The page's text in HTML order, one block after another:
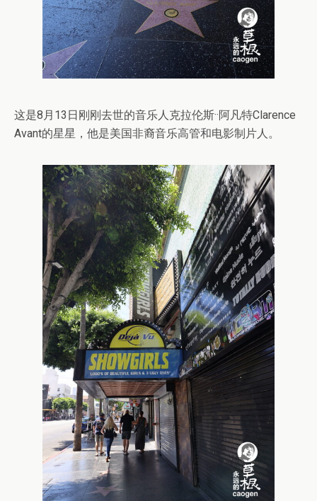
这是8月13日刚刚去世的音乐人克拉伦斯··阿凡特Clarence
Avant的星星，他是美国非裔音乐高管和电影制片人。